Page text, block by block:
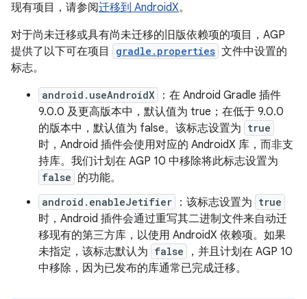
现有项目，请参阅迁移到 AndroidX。
对于尚未迁移或具有尚未迁移的旧版依赖项的项目，AGP
提供了以下可在项目
gradle.properties 文件中设置的
标志。
android.useAndroidX
：在 Android Gradle 插件
9.0.0 及更高版本中，默认值为 true；在低于 9.0.0
的版本中，默认值为 false。该标志设置为 true
时，Android 插件会使用对应的 AndroidX 库，而非支
持库。我们计划在 AGP 10 中移除将此标志设置为
false 的功能。
android.enableJetifier ：该标志设置为 true
时，Android 插件会通过重写其二进制文件来自动迁
移现有的第三方库，以使用 AndroidX 依赖项。如果
未指定，该标志默认为 false
，并且计划在 AGP 10
中移除，因为已发布的库通常已完成迁移。